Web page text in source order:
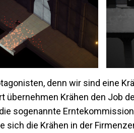
denn wir sind eine
übernehmen Krähen den Job
sogenannte
die Krähen in der